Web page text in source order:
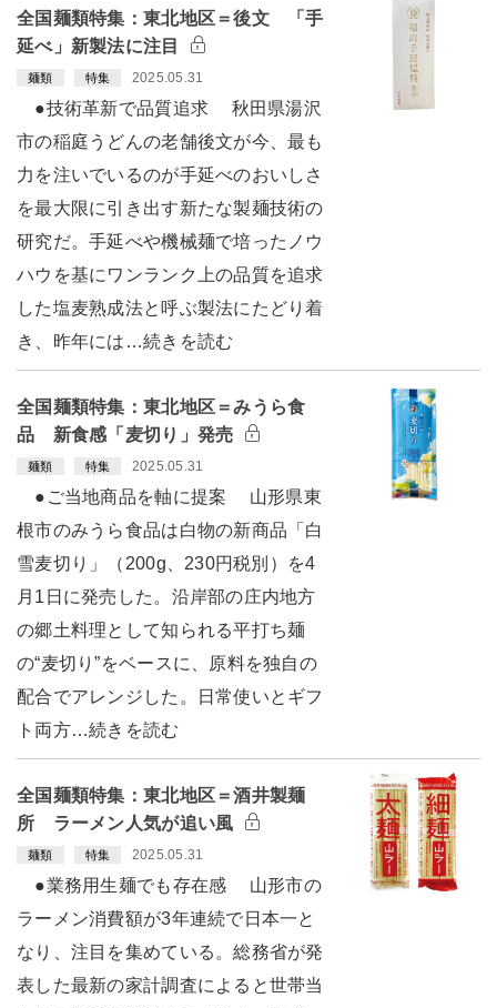
全国麺類特集：東北地区＝後文 「手
延べ」新製法に注目
麺類 特集 2025.05.31
●技術革新で品質追求 秋田県湯沢
市の稲庭うどんの老舗後文が今、最も
力を注いでいるのが手延べのおいしさ
を最大限に引き出す新たな製麺技術の
研究だ。手延べや機械麺で培ったノウ
ハウを基にワンランク上の品質を追求
した塩麦熟成法と呼ぶ製法にたどり着
き、昨年には…続きを読む
全国麺類特集：東北地区＝みうら食
品 新食感「麦切り」発売
麺類 特集 2025.05.31
●ご当地商品を軸に提案 山形県東
根市のみうら食品は白物の新商品「白
雪麦切り」（200g、230円税別）を4
月1日に発売した。沿岸部の庄内地方
の郷土料理として知られる平打ち麺
の“麦切り”をベースに、原料を独自の
配合でアレンジした。日常使いとギフ
ト両方…続きを読む
全国麺類特集：東北地区＝酒井製麺
所 ラーメン人気が追い風
麺類 特集 2025.05.31
●業務用生麺でも存在感 山形市の
ラーメン消費額が3年連続で日本一と
なり、注目を集めている。総務省が発
表した最新の家計調査によると世帯当